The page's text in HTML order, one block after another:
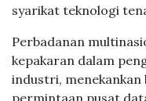
syarikat teknologi
Perbadanan
kepakaran dalam
industri, menekankan
permintaan pusat